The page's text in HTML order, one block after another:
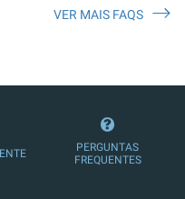
VER MAIS FAQS
PERGUNTAS
FREQUENTES